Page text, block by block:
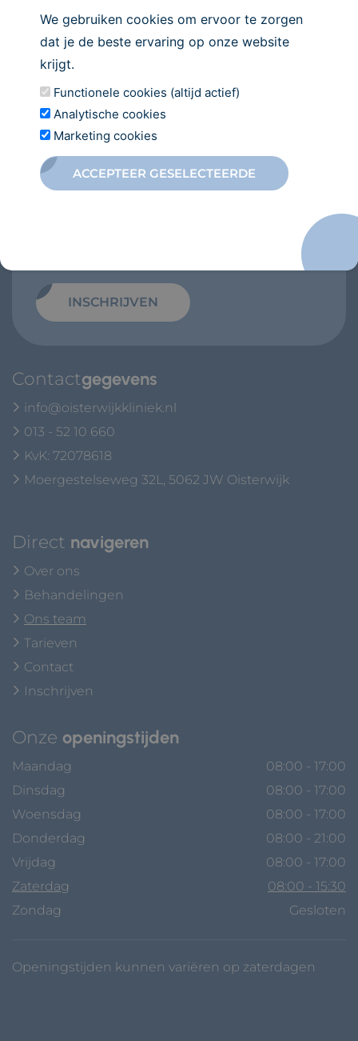
Directinschrijven
Wilt u zich inschrijven bij onze
welkom en kijken ernaar uit om u te voorzien
INSCHRIJVEN
Contactgegevens
info@oisterwijkkliniek.nl
013 - 52 10 660
KvK: 72078618
Moergestelseweg 32L, 5062 JW Oisterwijk
Direct navigeren
Over ons
Behandelingen
Ons team
Tarieven
Contact
Inschrijven
Onze openingstijden
Maandag
08:00 - 17:00
Dinsdag
08:00 - 17:00
Woensdag
08:00 - 17:00
Donderdag
08:00 - 21:00
Vrijdag
08:00 - 17:00
Zaterdag
08:00 - 15:30
Zondag
Gesloten
Openingstijden kunnen variëren op zaterdagen
We gebruiken cookies om ervoor te zorgen
dat je de beste ervaring op onze website
krijgt.
Functionele cookies (altijd actief)
Analytische cookies
Marketing cookies
ACCEPTEER GESELECTEERDE